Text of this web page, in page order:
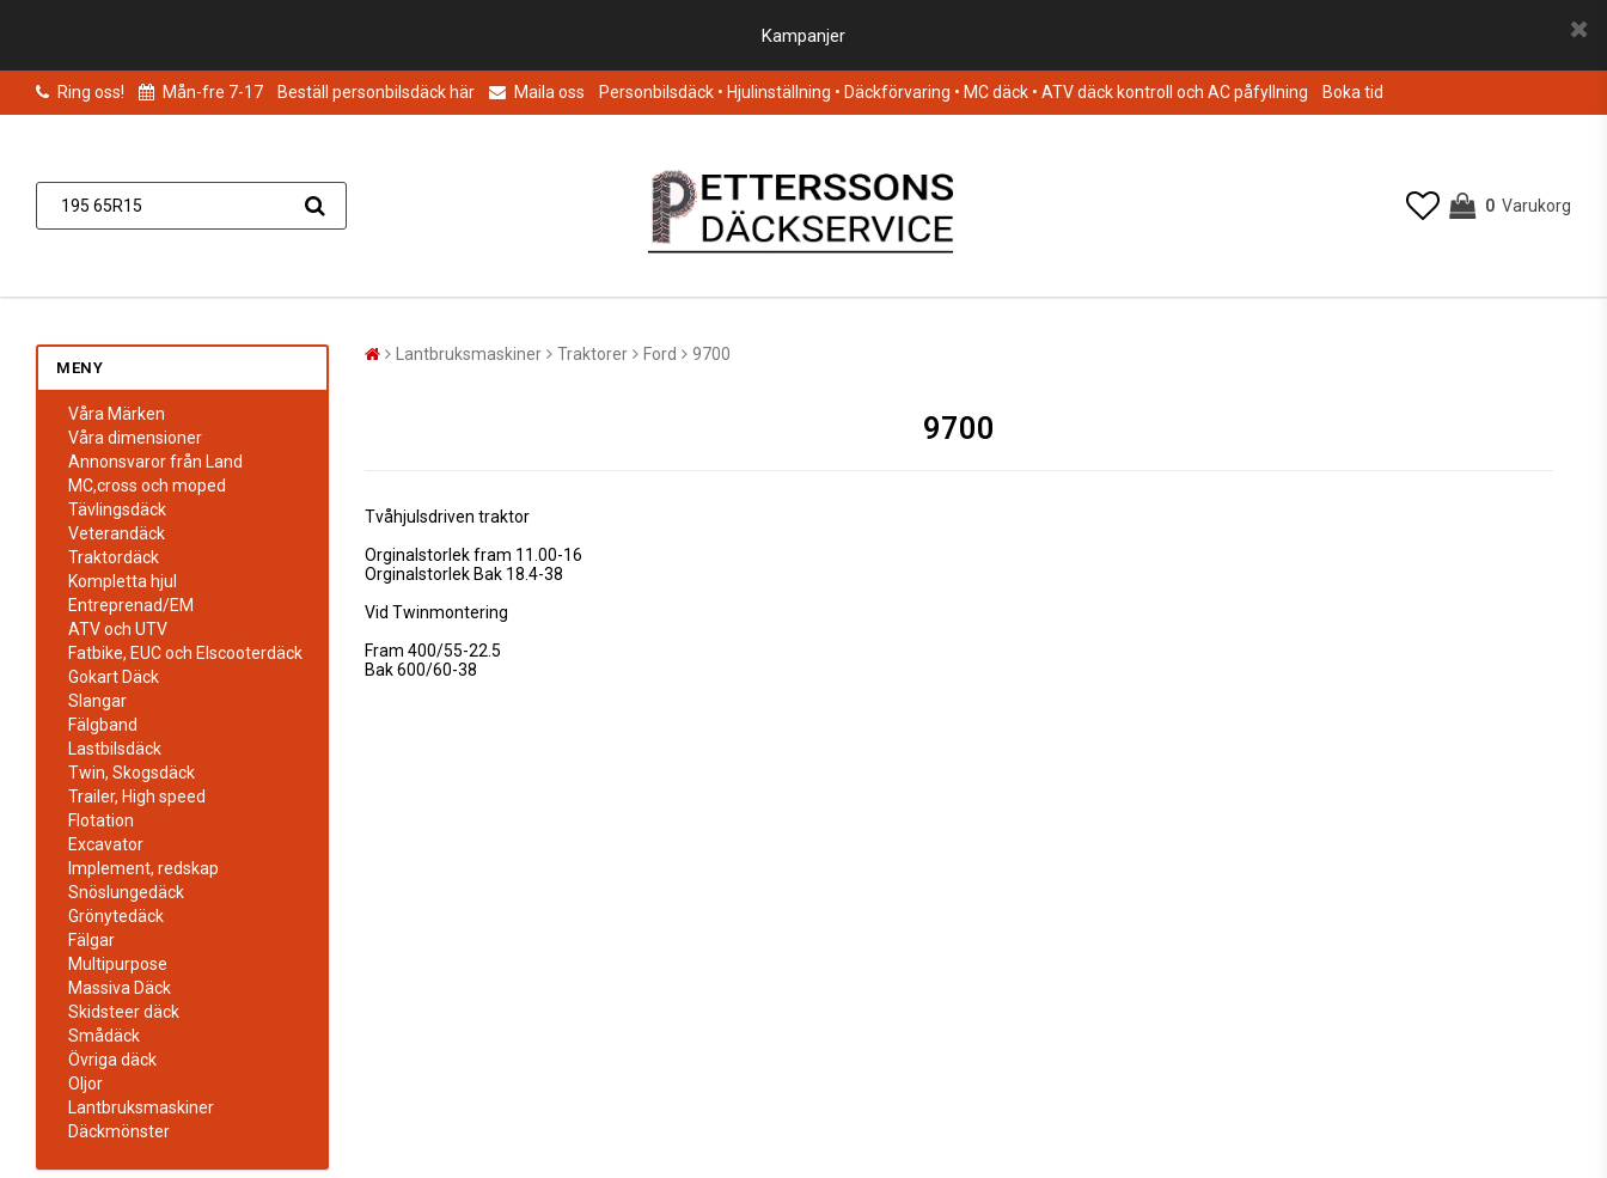
Kampanjer
Ring oss! Mån-fre 7-17 Beställ personbilsdäck här Maila oss Personbilsdäck • Hjulinställning • Däckförvaring • MC däck • ATV däck kontroll och AC påfyllning Boka tid
0 Varukorg
MENY
Våra Märken
Våra dimensioner
Annonsvaror från Land
MC,cross och moped
Tävlingsdäck
Veterandäck
Traktordäck
Kompletta hjul
Entreprenad/EM
ATV och UTV
Fatbike, EUC och Elscooterdäck
Gokart Däck
Slangar
Fälgband
Lastbilsdäck
Twin, Skogsdäck
Trailer, High speed
Flotation
Excavator
Implement, redskap
Snöslungedäck
Grönytedäck
Fälgar
Multipurpose
Massiva Däck
Skidsteer däck
Smådäck
Övriga däck
Oljor
Lantbruksmaskiner
Däckmönster
Lantbruksmaskiner Traktorer Ford 9700
9700
Tvåhjulsdriven traktor
Orginalstorlek fram 11.00-16
Orginalstorlek Bak 18.4-38
Vid Twinmontering
Fram 400/55-22.5
Bak 600/60-38